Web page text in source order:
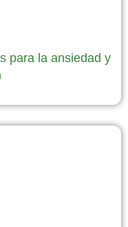
para la ansiedad y